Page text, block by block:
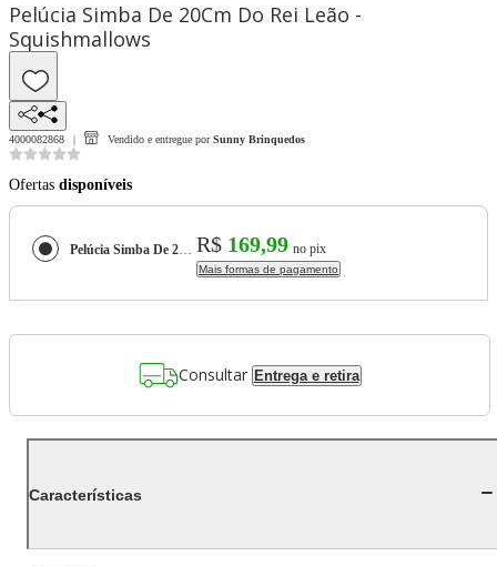
Pelúcia Simba De 20Cm Do Rei Leão -
Squishmallows
4000082868 Vendido e entregue por Sunny Brinquedos
Ofertas disponíveis
Pelúcia Simba De 20Cm Do Rei Leão - Squishmallows R$ 169,99 no pix
Mais formas de pagamento
Consultar Entrega e retira
Características